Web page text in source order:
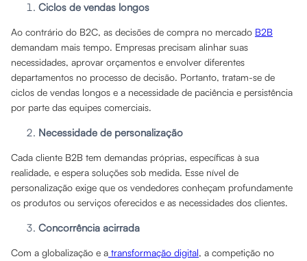
Ciclos de vendas longos
Ao contrário do B2C, as decisões de compra no mercado B2B
demandam mais tempo. Empresas precisam alinhar suas
necessidades, aprovar orçamentos e envolver diferentes
departamentos no processo de decisão. Portanto, tratam-se de
ciclos de vendas longos e a necessidade de paciência e persistência
por parte das equipes comerciais.
Necessidade de personalização
Cada cliente B2B tem demandas próprias, específicas à sua
realidade, e espera soluções sob medida. Esse nível de
personalização exige que os vendedores conheçam profundamente
os produtos ou serviços oferecidos e as necessidades dos clientes.
Concorrência acirrada
Com a globalização e a transformação digital, a competição no